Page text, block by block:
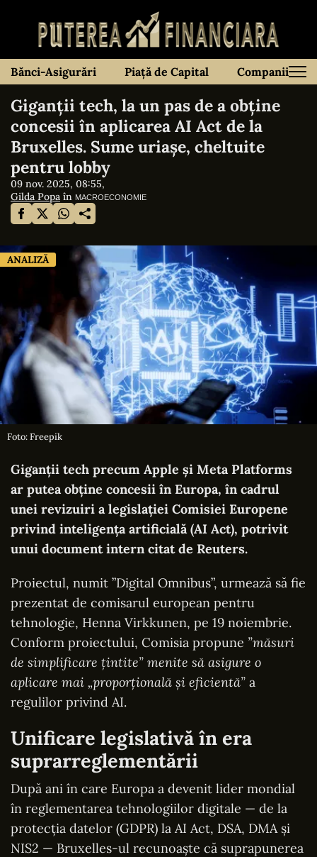
Bănci-Asigurări Piață de Capital Companii
Giganţii tech, la un pas de a obține
concesii în aplicarea AI Act de la
Bruxelles. Sume uriașe, cheltuite
pentru lobby
09 nov. 2025, 08:55,
Gilda Popa în MACROECONOMIE
ANALIZĂ
Foto: Freepik
Giganții tech precum Apple şi Meta Platforms
ar putea obţine concesii în Europa, în cadrul
unei revizuiri a legislaţiei Comisiei Europene
privind inteligenţa artificială (AI Act), potrivit
unui document intern citat de Reuters.
Proiectul, numit ”Digital Omnibus”, urmează să fie
prezentat de comisarul european pentru
tehnologie, Henna Virkkunen, pe 19 noiembrie.
Conform proiectului, Comisia propune ”măsuri
de simplificare ţintite” menite să asigure o
aplicare mai „proporţională şi eficientă” a
regulilor privind AI.
Unificare legislativă în era
suprarreglementării
După ani în care Europa a devenit lider mondial
în reglementarea tehnologiilor digitale — de la
protecția datelor (GDPR) la AI Act, DSA, DMA și
NIS2 — Bruxelles-ul recunoaște că suprapunerea